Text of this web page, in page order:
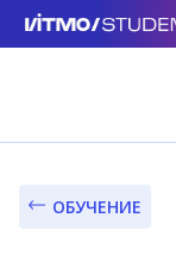
ОБУЧЕНИЕ